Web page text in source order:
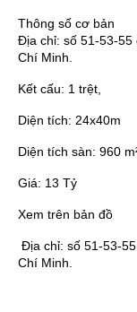
Thông số cơ bản
Địa chỉ: số 51-53-55
Chí Minh.
Kết cấu: 1 trệt,
Diện tích: 24x40m
Diện tích sàn: 960
Giá: 13 Tỷ
Xem trên bản đồ
Địa chỉ: số 51-53-
Chí Minh.